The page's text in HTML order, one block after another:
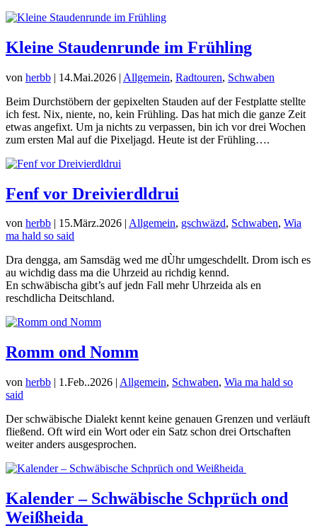
Kleine Staudenrunde im Frühling
von herbb | 14.Mai.2026 | Allgemein, Radtouren, Schwaben
Beim Durchstöbern der gepixelten Stauden auf der Festplatte stellte
ich fest. Nix, niente, no, kein Frühling. Das hat mich die ganze Zeit
etwas angefixt. Um ja nichts zu verpassen, bin ich vor drei Wochen
zum ersten Mal auf die Pixeljagd. Heute ist der Frühling….
Fenf vor Dreivierdldrui
von herbb | 15.März.2026 | Allgemein, gschwäzd, Schwaben, Wia
ma hald so said
Dra dengga, am Samsdäg wed me dÙhr umgeschdellt. Drom isch es
au wichdig dass ma die Uhrzeid au richdig kennd.
En schwäbischa gibt’s auf jedn Fall mehr Uhrzeida als en
reschdlicha Deitschland.
Romm ond Nomm
von herbb | 1.Feb..2026 | Allgemein, Schwaben, Wia ma hald so
said
Der schwäbische Dialekt kennt keine genauen Grenzen und verläuft
fließend. Oft wird ein Wort oder ein Satz schon drei Ortschaften
weiter anders ausgesprochen.
Kalender – Schwäbische Schprüch ond
Weißheida